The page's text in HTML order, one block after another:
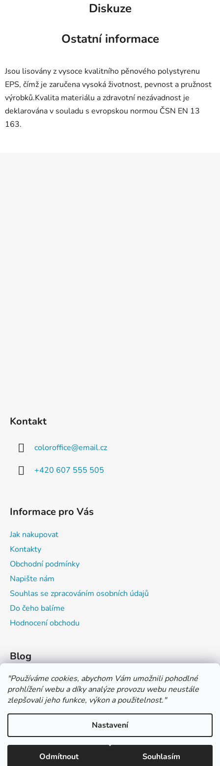
"Používáme cookies, abychom Vám umožnili pohodlné
prohlížení webu a díky analýze provozu webu neustále
zlepšovali jeho funkce, výkon a použitelnost."
Nastavení
Odmítnout Souhlasím
*** TUČNĚ ZVÝRAZNĚNÁ CENA U PRODUKTU JE CENA BEZ DPH
*** Vážení zákazníci, pokud při objednávce zvolíte platbu "PLATBA
NA FAKTURU (PLATBA PŘEDEM)" NEPLAŤTE prosím za zboží
ihned po ukončení objednávky. PLATEBNÍ ÚDAJE VÁM BUDOU
Diskuze
Ostatní informace
Jsou lisovány z vysoce kvalitního pěnového polystyrenu
EPS, čímž je zaručena vysoká životnost, pevnost a pružnost
výrobků.Kvalita materiálu a zdravotní nezávadnost je
deklarována v souladu s evropskou normou ČSN EN 13
163.
Kontakt
coloroffice@email.cz
+420 607 555 505
Informace pro Vás
Jak nakupovat
Kontakty
Obchodní podmínky
Napište nám
Souhlas se zpracováním osobních údajů
Do čeho balíme
Hodnocení obchodu
Blog
Čím můžeš psát do sešitu?
Jak na číslování sešitů
Značení tvrdosti grafitových tužek
Vytvořil Shoptet
Copyright 2026COLOR OFFICE s.r.o.. Všechna práva